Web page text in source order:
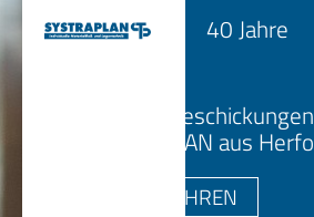
40 Jahre
Buchwagenbeschickungen
von SYSTRPLAN aus
MEHR ERFAHREN